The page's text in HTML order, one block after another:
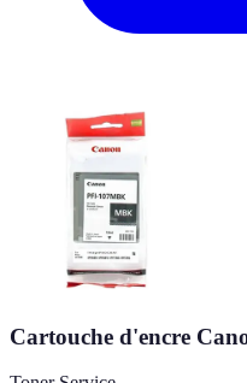
Cartouche d'encre